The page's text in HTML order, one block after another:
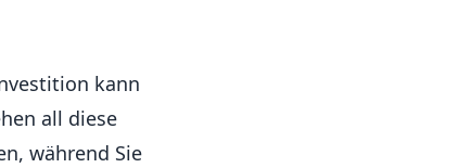
kann
all diese
während Sie